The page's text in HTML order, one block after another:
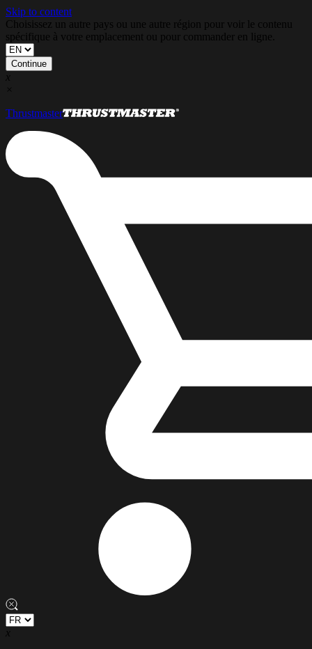
Skip to content
Choisissez un autre pays ou une autre région pour voir le contenu
spécifique à votre emplacement ou pour commander en ligne.
Continue
x
×
Thrustmaster
x